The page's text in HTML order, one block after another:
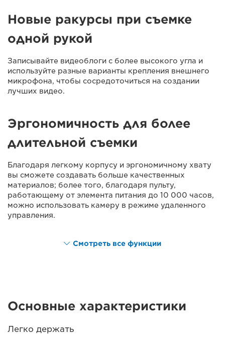
Новые ракурсы при съемке
одной рукой
Записывайте видеоблоги с более высокого угла и
используйте разные варианты крепления внешнего
микрофона, чтобы сосредоточиться на создании
лучших видео.
Эргономичность для более
длительной съемки
Благодаря легкому корпусу и эргономичному хвату
вы сможете создавать больше качественных
материалов; более того, благодаря пульту,
работающему от элемента питания до 10 000 часов,
можно использовать камеру в режиме удаленного
управления.
Смотреть все функции
Основные характеристики
Легко держать